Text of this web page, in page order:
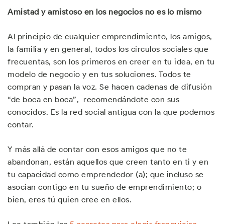
Amistad y amistoso en los negocios no es lo mismo
Al principio de cualquier emprendimiento, los amigos,
la familia y en general, todos los círculos sociales que
frecuentas, son los primeros en creer en tu idea, en tu
modelo de negocio y en tus soluciones. Todos te
compran y pasan la voz. Se hacen cadenas de difusión
“de boca en boca”, recomendándote con sus
conocidos. Es la red social antigua con la que podemos
contar.
Y más allá de contar con esos amigos que no te
abandonan, están aquellos que creen tanto en ti y en
tu capacidad como emprendedor (a); que incluso se
asocian contigo en tu sueño de emprendimiento; o
bien, eres tú quien cree en ellos.